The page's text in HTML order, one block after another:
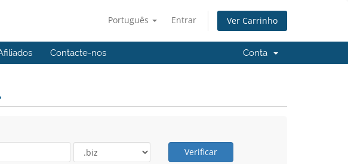
Português Entrar Ver Carrinho
Contacte-nos Conta
Verificar